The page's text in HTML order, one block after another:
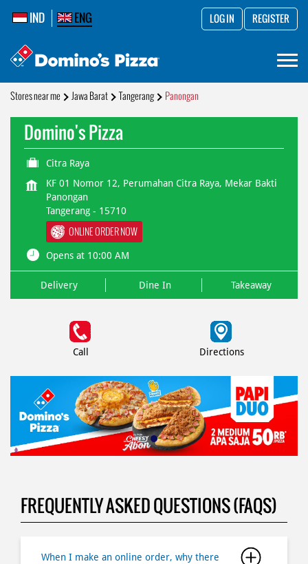
IND ENG LOG IN REGISTER
Stores near me Jawa Barat Tangerang Panongan
Domino's Pizza
Citra Raya
KF 01 Nomor 12, Perumahan Citra Raya, Mekar Bakti
Panongan
Tangerang - 15710
ONLINE ORDER NOW
Opens at 10:00 AM
Delivery Dine In Takeaway
Call Directions
FREQUENTLY ASKED QUESTIONS (FAQS)
When I make an online order, why there